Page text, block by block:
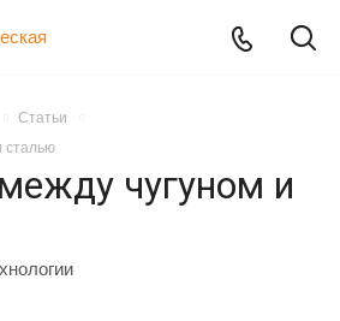
Статьи
сталью
чугуном и